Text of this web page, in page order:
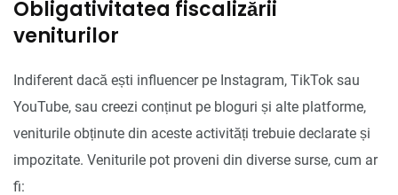
Obligativitatea fiscalizării
veniturilor
Indiferent dacă ești influencer pe Instagram, TikTok sau
YouTube, sau creezi conținut pe bloguri și alte platforme,
veniturile obținute din aceste activități trebuie declarate și
impozitate. Veniturile pot proveni din diverse surse, cum ar
fi: